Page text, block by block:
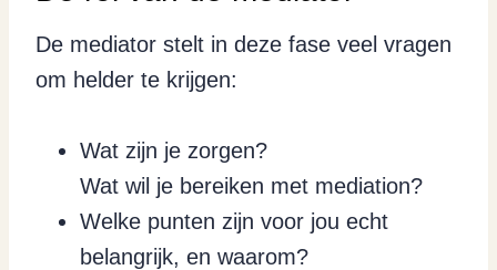
De mediator stelt in deze fase veel vragen
om helder te krijgen:
Wat zijn je zorgen?
Wat wil je bereiken met mediation?
Welke punten zijn voor jou echt
belangrijk, en waarom?